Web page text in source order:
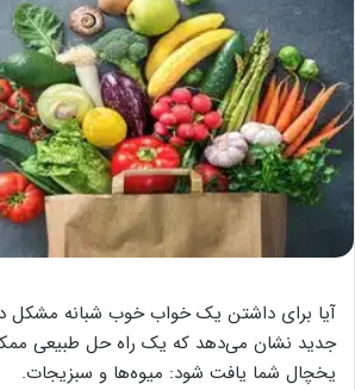
آیا برای داشتن یک خواب خوب شبانه مشکل
جدید نشان می‌دهد که یک راه حل طبیعی
یخچال شما یافت شود: میوه‌ها و سبزیجات.